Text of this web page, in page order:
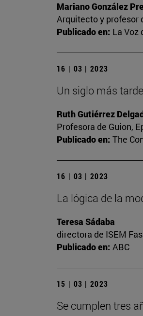
Mariano González
Arquitecto y profesor
Publicado en: La Voz
16 | 03 | 2023
Un siglo más
Ruth Gutiérrez
Profesora de Guion,
Publicado en: The
16 | 03 | 2023
La lógica de la
Teresa Sádaba
directora de ISEM
Publicado en: ABC
15 | 03 | 2023
Se cumplen tres